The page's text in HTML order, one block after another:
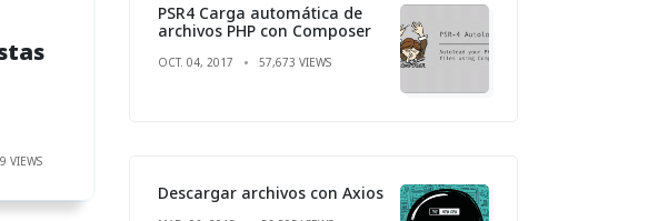
VIEWS
PSR4 Carga automática de
archivos PHP con Composer
OCT. 04, 2017 57,673 VIEWS
Descargar archivos con Axios